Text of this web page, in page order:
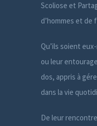
Scoliose et
d’hommes et
Qu’ils soient
ou leur
dos, appris à
dans la vie
De leur